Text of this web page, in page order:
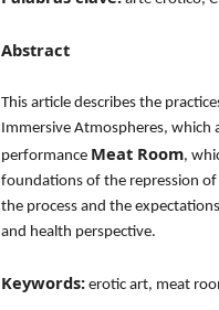
Abstract
This article describes the
Immersive Atmospheres,
performance Meat Room,
foundations of the repression
the process and the
and health perspective.
Keywords: erotic art, meat